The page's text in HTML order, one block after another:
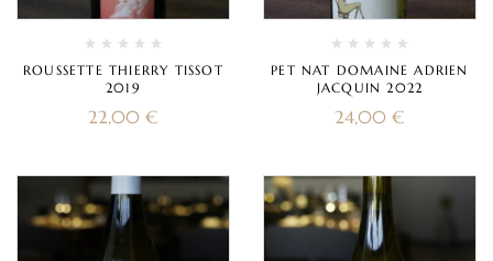
ROUSSETTE THIERRY TISSOT
2019
22,00 €
PET NAT DOMAINE ADRIEN
JACQUIN 2022
24,00 €